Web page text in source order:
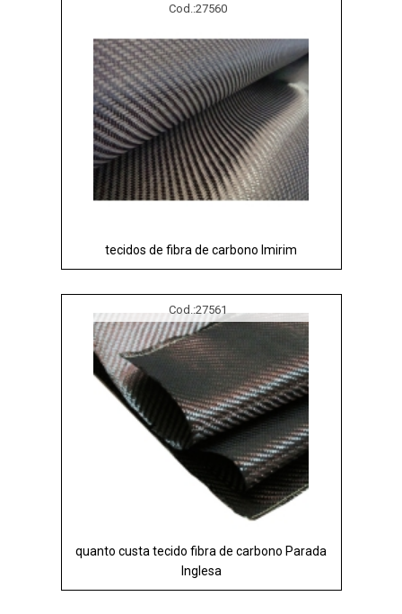
Cod.:27560
tecidos de fibra de carbono Imirim
Cod.:27561
quanto custa tecido fibra de carbono Parada
Inglesa